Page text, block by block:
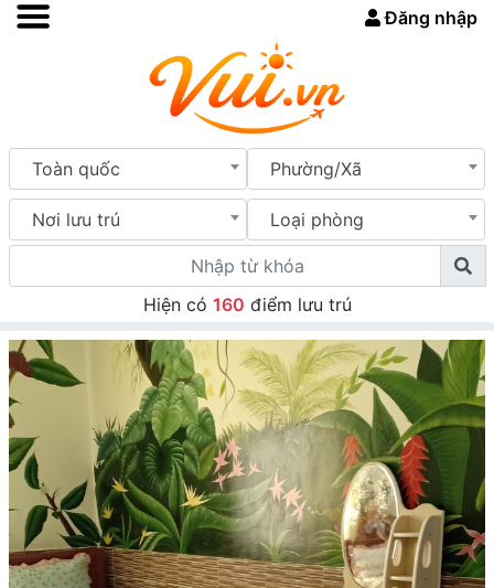
Đăng nhập
Toàn quốc Phường/Xã
Nơi lưu trú Loại phòng
Hiện có 160 điểm lưu trú